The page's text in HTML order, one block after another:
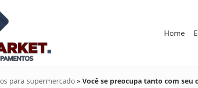
Home
para supermercado »Você se preocupa tanto com